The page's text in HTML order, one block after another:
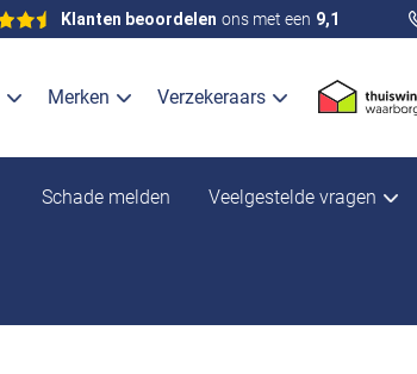
Klanten beoordelen ons met een 9,1
Merken Verzekeraars
Schade melden Veelgestelde vragen